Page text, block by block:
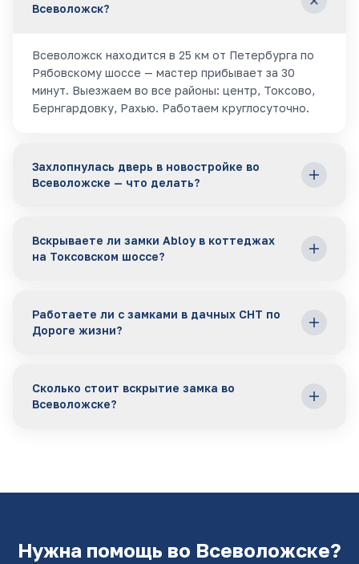
Всеволожск?
Всеволожск находится в 25 км от Петербурга по
Рябовскому шоссе — мастер прибывает за 30
минут. Выезжаем во все районы: центр, Токсово,
Бернгардовку, Рахью. Работаем круглосуточно.
Захлопнулась дверь в новостройке во
Всеволожске — что делать?
Специализируемся на цилиндровых замках Kale,
Cisa, Mottura в ЖК Всеволожска. Работаем
Вскрываете ли замки Abloy в коттеджах
на Токсовском шоссе?
коттеджных посёлках вдоль Токсовского шоссе
они встречаются часто. Стоимость вскрытия
Работаете ли с замками в дачных СНТ по
Дороге жизни?
(Рябовское шоссе). Весной и осенью много
обращений: замки не открываются после зимовки.
Сколько стоит вскрытие замка во
Всеволожске?
Нужна помощь во Всеволожске?